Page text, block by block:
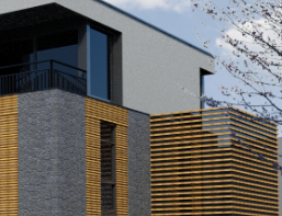
Kopen
Verkopen
Huren
Verhuren
Taxeren
Verzekeren